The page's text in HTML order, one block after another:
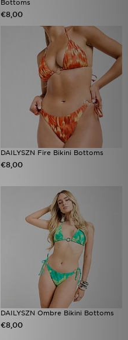
Bottoms
€8,00
DAILYSZN Fire Bikini Bottoms
€8,00
DAILYSZN Ombre Bikini Bottoms
€8,00